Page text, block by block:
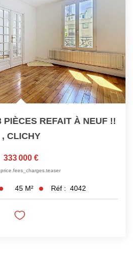
PIÈCES REFAIT À NEUF !!
, CLICHY
333 000 €
45 M² Réf : 4042